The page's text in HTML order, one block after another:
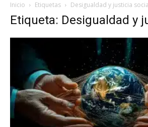
Inicio Etiquetas Desigualdad y justicia
Etiqueta: Desigualdad y